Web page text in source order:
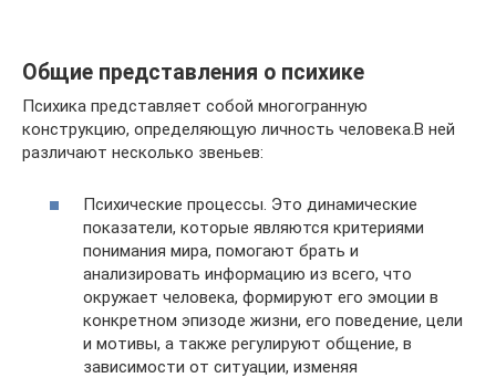
Общие представления о психике
Психика представляет собой многогранную
конструкцию, определяющую личность человека.В ней
различают несколько звеньев:
Психические процессы. Это динамические
показатели, которые являются критериями
понимания мира, помогают брать и
анализировать информацию из всего, что
окружает человека, формируют его эмоции в
конкретном эпизоде жизни, его поведение, цели
и мотивы, а также регулируют общение, в
зависимости от ситуации, изменяя